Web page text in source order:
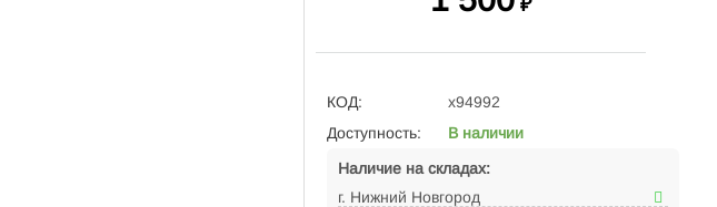
₽
КОД:
x94992
Доступность:
В наличии
Наличие на складах:
г. Нижний Новгород